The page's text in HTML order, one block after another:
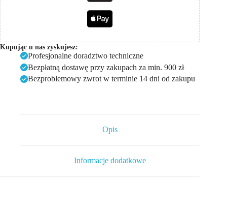
Kupując u nas zyskujesz:
Profesjonalne doradztwo techniczne
Bezpłatną dostawę przy zakupach za min. 900 zł
Bezproblemowy zwrot w terminie 14 dni od zakupu
Opis
Informacje dodatkowe